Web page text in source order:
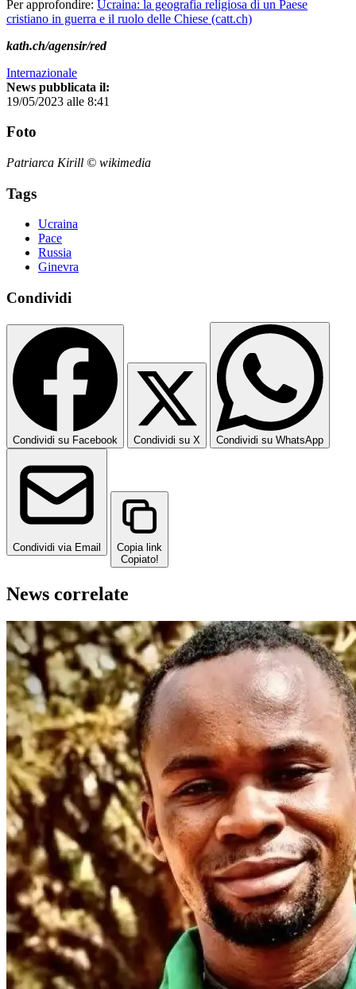
Per approfondire: Ucraina: la geografia religiosa di un Paese
cristiano in guerra e il ruolo delle Chiese (catt.ch)
kath.ch/agensir/red
Internazionale
News pubblicata il:
19/05/2023 alle 8:41
Foto
Patriarca Kirill © wikimedia
Tags
Ucraina
Pace
Russia
Ginevra
Condividi
Condividi su Facebook Condividi su X Condividi su WhatsApp
Condividi via Email
Copia link
Copiato!
News correlate